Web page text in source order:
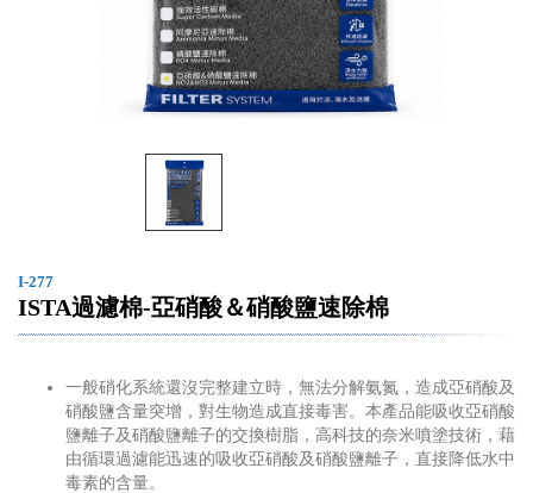
I-277
ISTA過濾棉-亞硝酸＆硝酸鹽速除棉
一般硝化系統還沒完整建立時，無法分解氨氮，造成亞硝酸及
硝酸鹽含量突增，對生物造成直接毒害。本產品能吸收亞硝酸
鹽離子及硝酸鹽離子的交換樹脂，高科技的奈米噴塗技術，藉
由循環過濾能迅速的吸收亞硝酸及硝酸鹽離子，直接降低水中
毒素的含量。